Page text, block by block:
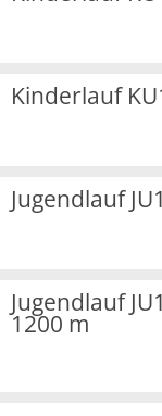
Kinderlauf
Jugendlauf
Jugendlauf
1200 m